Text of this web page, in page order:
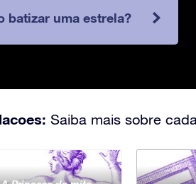
batizar uma estrela?
Saiba mais sobre